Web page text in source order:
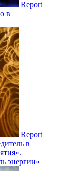
Report
в
Report
в
энергии»